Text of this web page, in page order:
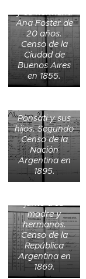
y su hermana
Ana Foster de
20 años.
Censo de la
Ciudad de
Buenos Aires
en 1855.
Enrique Foster
de 52 años
junto a su
Ponsati y sus
hijos. Segundo
Censo de la
Nación
Argentina en
1895.
Isabel Llames
junto a su
madre y
hermanos.
Censo de la
República
Argentina en
1869.
Registro de